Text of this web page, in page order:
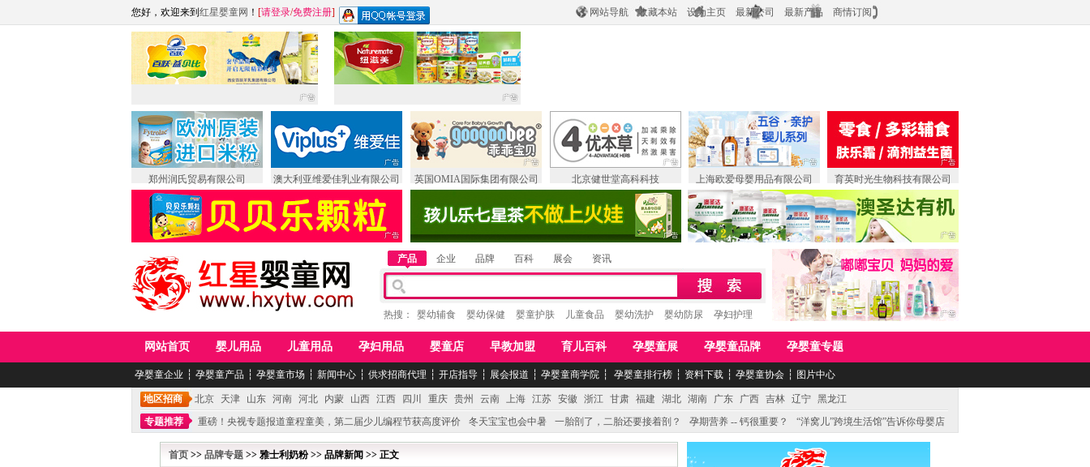
网站导航 收藏本站 设为主页 最新公司 最新产品 商情订阅
您好，欢迎来到 红星婴童网 ！ [请登录/免费注册]
郑州润氏贸易有限公司 澳大利亚维爱佳乳业有限公司 英国OMIA国际集团有限公司 北京健世堂高科科技 上海欧爱母婴用品有限公司 育英时光生物科技有限公司
产品 企业 品牌 百科 展会 资讯
热搜： 婴幼辅食 婴幼保健 婴童护肤 儿童食品 婴幼洗护 婴幼防尿 孕妇护理
网站首页 婴儿用品 儿童用品 孕妇用品 婴童店 早教加盟 育儿百科 孕婴童展 孕婴童品牌 孕婴童专题
孕婴童企业 ┆ 孕婴童产品 ┆ 孕婴童市场 ┆ 新闻中心 ┆ 供求招商代理 ┆ 开店指导 ┆ 展会报道 ┆ 孕婴童商学院 ┆ 孕婴童排行榜 ┆ 资料下载 ┆ 孕婴童协会 ┆ 图片中心
地区招商 北京 天津 山东 河南 河北 内蒙 山西 江西 四川 重庆 贵州 云南 上海 江苏 安徽 浙江 甘肃 福建 湖北 湖南 广东 广西 吉林 辽宁 黑龙江
专题推荐
重磅！央视专题报道童程童美，第二届少儿编程节获高度评价 冬天宝宝也会中暑 一胎剖了，二胎还要接着剖？ 孕期营养 -- 钙很重要？
“洋窝儿”跨境生活馆”告诉你母婴店
不能再单纯地销售产品,而要向增强服务转型,毕竟母婴产品比较特殊。”
妇幼广场 免租了！
首页 >> 品牌专题 >> 雅士利奶粉 >> 品牌新闻 >> 正文